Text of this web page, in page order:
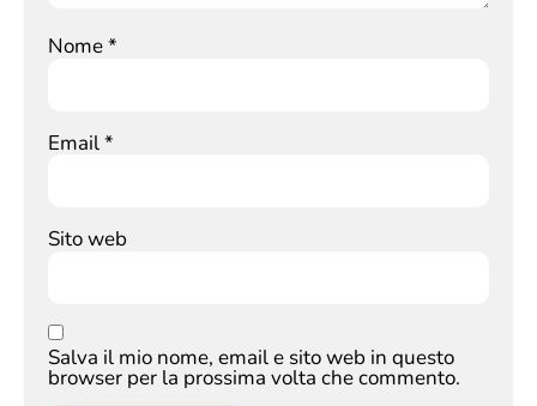
Nome*
Email*
Sito web
Salva il mio nome, email e sito web in questo
browser per la prossima volta che commento.